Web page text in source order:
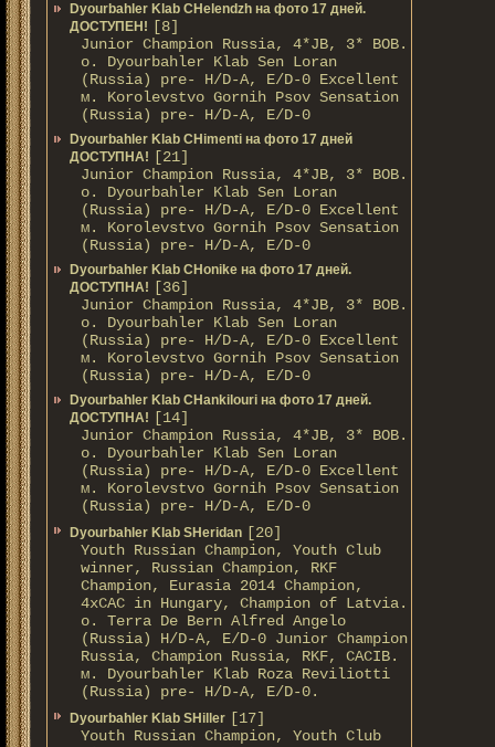
Dyourbahler Klab CHelendzh на фото 17 дней.
ДОСТУПЕН!
[8]
Junior Champion Russia, 4*JB, 3* BOB.
о. Dyourbahler Klab Sen Loran
(Russia) pre- H/D-A, E/D-0 Excellent
м. Korolevstvo Gornih Psov Sensation
(Russia) pre- H/D-A, E/D-0
Dyourbahler Klab CHimenti на фото 17 дней
ДОСТУПНА!
[21]
Junior Champion Russia, 4*JB, 3* BOB.
о. Dyourbahler Klab Sen Loran
(Russia) pre- H/D-A, E/D-0 Excellent
м. Korolevstvo Gornih Psov Sensation
(Russia) pre- H/D-A, E/D-0
Dyourbahler Klab CHonike на фото 17 дней.
ДОСТУПНА!
[36]
Junior Champion Russia, 4*JB, 3* BOB.
о. Dyourbahler Klab Sen Loran
(Russia) pre- H/D-A, E/D-0 Excellent
м. Korolevstvo Gornih Psov Sensation
(Russia) pre- H/D-A, E/D-0
Dyourbahler Klab CHankilouri на фото 17 дней.
ДОСТУПНА!
[14]
Junior Champion Russia, 4*JB, 3* BOB.
о. Dyourbahler Klab Sen Loran
(Russia) pre- H/D-A, E/D-0 Excellent
м. Korolevstvo Gornih Psov Sensation
(Russia) pre- H/D-A, E/D-0
Dyourbahler Klab SHeridan [20]
Youth Russian Champion, Youth Club
winner, Russian Champion, RKF
Champion, Eurasia 2014 Champion,
4xCAC in Hungary, Champion of Latvia.
о. Terra De Bern Alfred Angelo
(Russia) H/D-A, E/D-0 Junior Champion
Russia, Champion Russia, RKF, CACIB.
м. Dyourbahler Klab Roza Reviliotti
(Russia) pre- H/D-A, E/D-0.
Dyourbahler Klab SHiller [17]
Youth Russian Champion, Youth Club